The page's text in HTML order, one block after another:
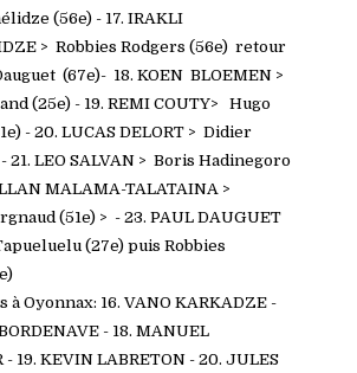
(56e) - 17. IRAKLI
> Robbies Rodgers (56e) retour
(67e)- 18. KOEN BLOEMEN >
(25e) - 19. REMI COUTY> Hugo
- 20. LUCAS DELORT > Didier
21. LEO SALVAN > Boris Hadinegoro
MALAMA-TALATAINA >
(51e) > - 23. PAUL DAUGUET
(27e) puis Robbies
à Oyonnax: 16. VANO KARKADZE -
- 18. MANUEL
- 19. KEVIN LABRETON - 20. JULES